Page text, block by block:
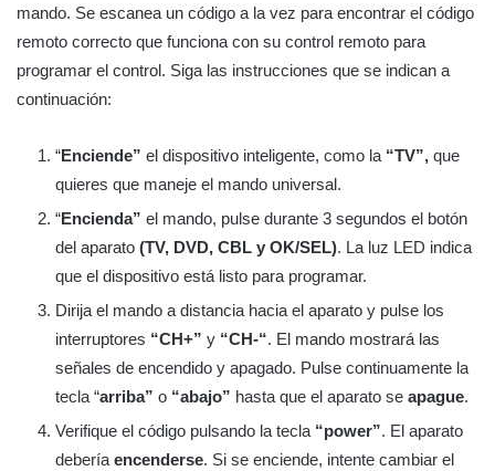
mando. Se escanea un código a la vez para encontrar el código
remoto correcto que funciona con su control remoto para
programar el control. Siga las instrucciones que se indican a
continuación:
“Enciende” el dispositivo inteligente, como la “TV”, que
quieres que maneje el mando universal.
“Encienda” el mando, pulse durante 3 segundos el botón
del aparato (TV, DVD, CBL y OK/SEL). La luz LED indica
que el dispositivo está listo para programar.
Dirija el mando a distancia hacia el aparato y pulse los
interruptores “CH+” y “CH-“. El mando mostrará las
señales de encendido y apagado. Pulse continuamente la
tecla “arriba” o “abajo” hasta que el aparato se apague.
Verifique el código pulsando la tecla “power”. El aparato
debería encenderse. Si se enciende, intente cambiar el